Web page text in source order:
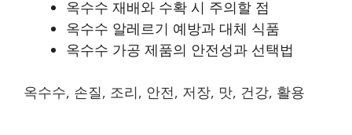
옥수수 재배와 수확 시 주의할 점
옥수수 알레르기 예방과 대체 식품
옥수수 가공 제품의 안전성과 선택법
옥수수, 손질, 조리, 안전, 저장, 맛, 건강, 활용